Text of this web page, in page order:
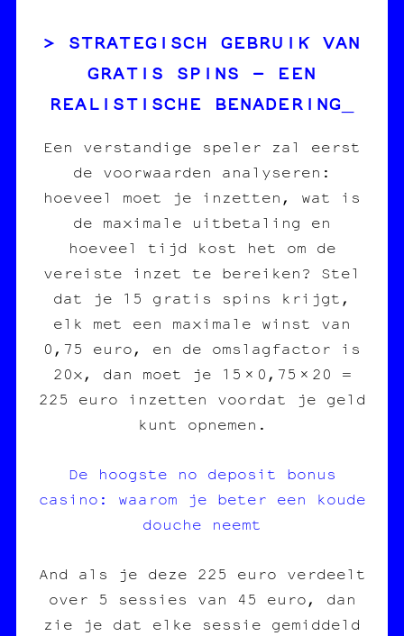
STRATEGISCH GEBRUIK VAN
GRATIS SPINS – EEN
REALISTISCHE BENADERING
Een verstandige speler zal eerst
de voorwaarden analyseren:
hoeveel moet je inzetten, wat is
de maximale uitbetaling en
hoeveel tijd kost het om de
vereiste inzet te bereiken? Stel
dat je 15 gratis spins krijgt,
elk met een maximale winst van
0,75 euro, en de omslagfactor is
20x, dan moet je 15 × 0,75 × 20 =
225 euro inzetten voordat je geld
kunt opnemen.
De hoogste no deposit bonus
casino: waarom je beter een koude
douche neemt
And als je deze 225 euro verdeelt
over 5 sessies van 45 euro, dan
zie je dat elke sessie gemiddeld